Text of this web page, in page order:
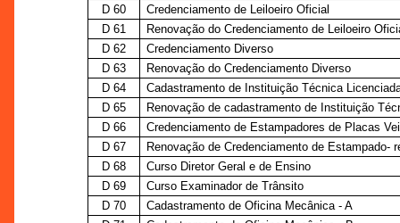
D 60
Credenciamento de Leiloeiro Oficial
D 61
Renovação do Credenciamento de Leiloeiro
D 62
Credenciamento Diverso
D 63
Renovação do Credenciamento Diverso
D 64
Cadastramento de Instituição Técnica
D 65
Renovação de cadastramento de Instituição
D 66
Credenciamento de Estampadores de Placas
D 67
Renovação de Credenciamento de Estampado-
D 68
Curso Diretor Geral e de Ensino
D 69
Curso Examinador de Trânsito
D 70
Cadastramento de Oficina Mecânica - A